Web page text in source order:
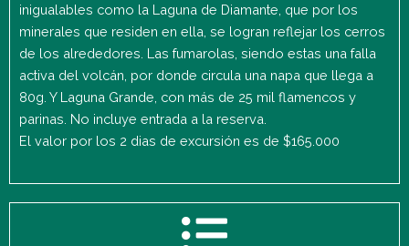
inigualables como la Laguna de Diamante, que por los
minerales que residen en ella, se logran reflejar los cerros
de los alrededores. Las fumarolas, siendo estas una falla
activa del volcán, por donde circula una napa que llega a
80g. Y Laguna Grande, con más de 25 mil flamencos y
parinas. No incluye entrada a la reserva.
El valor por los 2 dias de excursión es de $165.000